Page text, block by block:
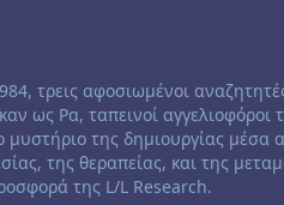
τρεις αφοσιωμένοι
ως Ρα, ταπεινοί
της δημιουργίας
της θεραπείας, και της
της L/L Research.